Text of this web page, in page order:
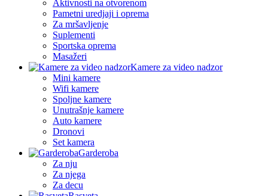
Aktivnosti na otvorenom
Pametni uredjaji i oprema
Za mršavljenje
Suplementi
Sportska oprema
Masažeri
Kamere za video nadzor
Mini kamere
Wifi kamere
Spoljne kamere
Unutrašnje kamere
Auto kamere
Dronovi
Set kamera
Garderoba
Za nju
Za njega
Za decu